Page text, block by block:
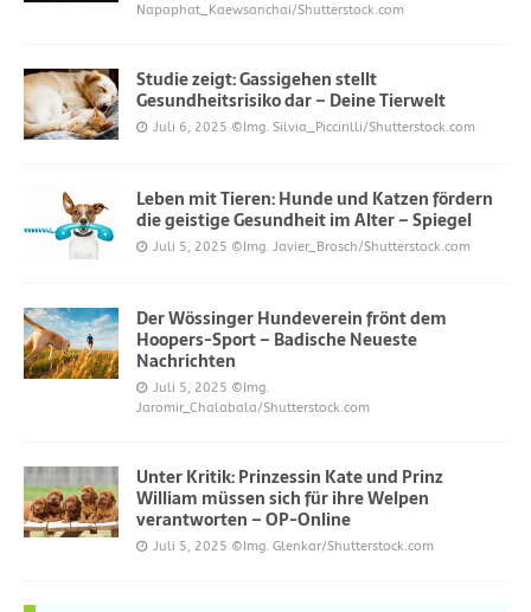
Napaphat_Kaewsanchai/Shutterstock.com
Studie zeigt: Gassigehen stellt
Gesundheitsrisiko dar – Deine Tierwelt
Juli 6, 2025 ©Img. Silvia_Piccirilli/Shutterstock.com
Leben mit Tieren: Hunde und Katzen fördern
die geistige Gesundheit im Alter – Spiegel
Juli 5, 2025 ©Img. Javier_Brosch/Shutterstock.com
Der Wössinger Hundeverein frönt dem
Hoopers-Sport – Badische Neueste
Nachrichten
Juli 5, 2025 ©Img.
Jaromir_Chalabala/Shutterstock.com
Unter Kritik: Prinzessin Kate und Prinz
William müssen sich für ihre Welpen
verantworten – OP-Online
Juli 5, 2025 ©Img. Glenkar/Shutterstock.com